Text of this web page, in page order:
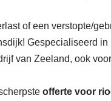
of een verstopte/
Gespecialiseerd
van Zeeland, ook
offerte voor